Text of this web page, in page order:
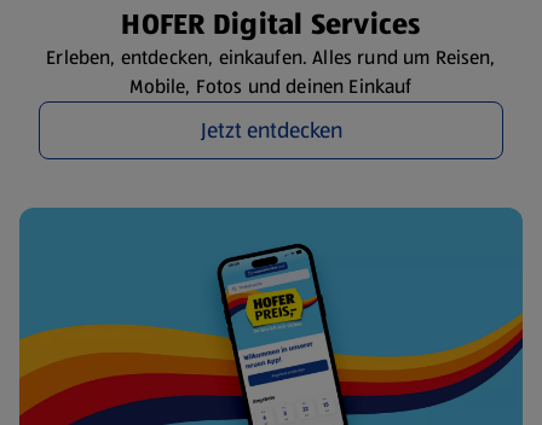
HOFER Digital Services
Erleben, entdecken, einkaufen. Alles rund um Reisen,
Mobile, Fotos und deinen Einkauf
Jetzt entdecken